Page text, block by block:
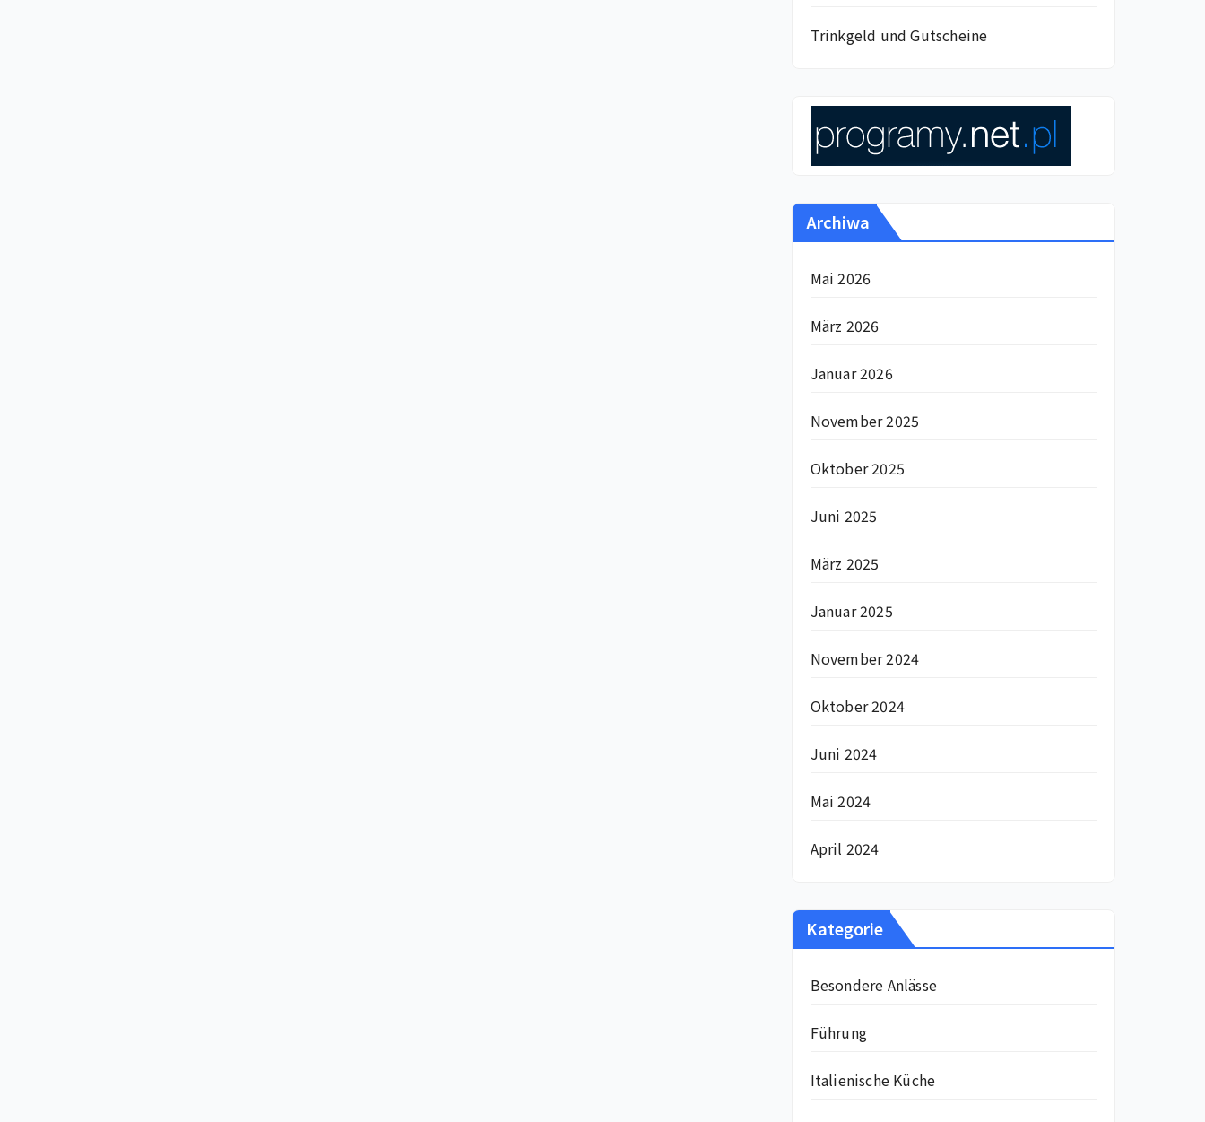
Trinkgeld und Gutscheine
Archiwa
Mai 2026
März 2026
Januar 2026
November 2025
Oktober 2025
Juni 2025
März 2025
Januar 2025
November 2024
Oktober 2024
Juni 2024
Mai 2024
April 2024
Kategorie
Besondere Anlässe
Führung
Italienische Küche